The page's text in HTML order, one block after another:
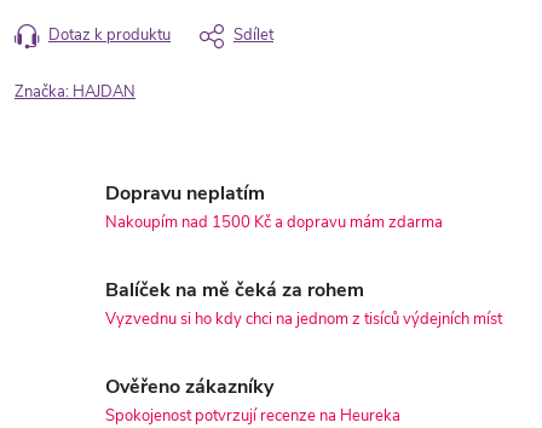
Dotaz k produktu Sdílet
Značka: HAJDAN
Dopravu neplatím
Nakoupím nad 1500 Kč a dopravu mám zdarma
Balíček na mě čeká za rohem
Vyzvednu si ho kdy chci na jednom z tisíců výdejních míst
Ověřeno zákazníky
Spokojenost potvrzují recenze na Heureka